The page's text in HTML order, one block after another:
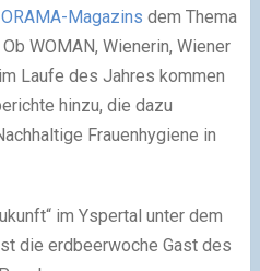
Magazins dem Thema
WOMAN, Wienerin, Wiener
Laufe des Jahres kommen
hinzu, die dazu
Frauenhygiene in
im Yspertal unter dem
die erdbeerwoche Gast des